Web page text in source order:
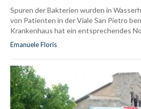
Spuren der Bakterien wurden in
von Patienten in der Viale San Pietro
Krankenhaus hat ein entsprechendes
Emanuele Floris